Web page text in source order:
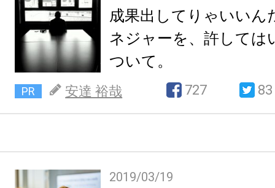
成果出してりゃいいん
ネジャーを、許しては
ついて。
PR 安達 裕哉 727 83
2019/03/19